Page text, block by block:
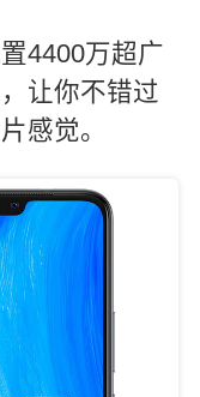
4400万超广
让你不错过
感觉。